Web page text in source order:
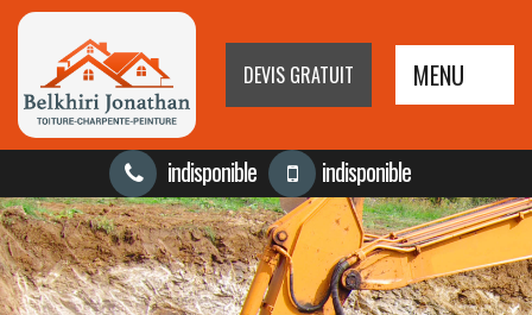
DEVIS GRATUIT MENU
indisponible indisponible